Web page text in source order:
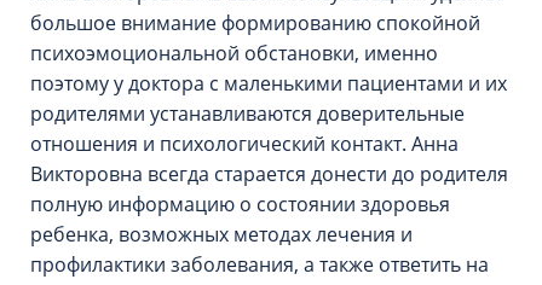
большое внимание формированию спокойной
психоэмоциональной обстановки, именно
поэтому у доктора с маленькими пациентами и их
родителями устанавливаются доверительные
отношения и психологический контакт. Анна
Викторовна всегда старается донести до родителя
полную информацию о состоянии здоровья
ребенка, возможных методах лечения и
профилактики заболевания, а также ответить на